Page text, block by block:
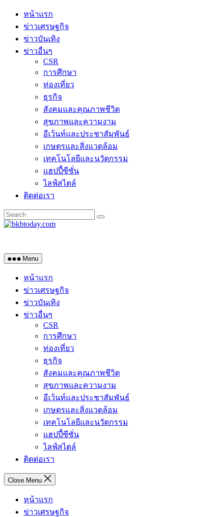
Skip
content
หน้าแรก
ข่าวเศรษฐกิจ
ข่าวบันเทิง
ข่าวอื่นๆ
CSR
การศึกษา
ท่องเที่ยว
ธุรกิจ
สังคมและคุณภาพชีวิต
สุขภาพและความงาม
อีเว้นท์และประชาสัมพันธ์
เกษตรและสิ่งแวดล้อม
เทคโนโลยีและนวัตกรรม
แฮปปี้ซีซั่น
ไลฟ์สไตล์
ติดต่อเรา
Menu
หน้าแรก
ข่าวเศรษฐกิจ
ข่าวบันเทิง
ข่าวอื่นๆ
CSR
การศึกษา
ท่องเที่ยว
ธุรกิจ
สังคมและคุณภาพชีวิต
สุขภาพและความงาม
อีเว้นท์และประชาสัมพันธ์
เกษตรและสิ่งแวดล้อม
เทคโนโลยีและนวัตกรรม
แฮปปี้ซีซั่น
ไลฟ์สไตล์
ติดต่อเรา
Close Menu
หน้าแรก
ข่าวเศรษฐกิจ